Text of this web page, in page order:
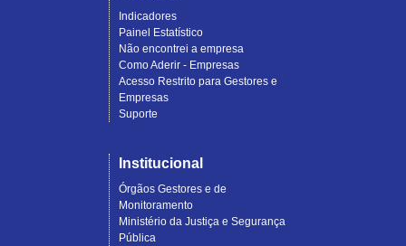
Indicadores
Painel Estatístico
Não encontrei a empresa
Como Aderir - Empresas
Acesso Restrito para Gestores e
Empresas
Suporte
Institucional
Órgãos Gestores e de
Monitoramento
Ministério da Justiça e Segurança
Pública